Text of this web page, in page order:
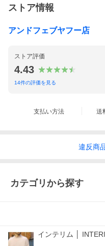
インテリムから、片ポケビ
だきました。
ストア情報
アンドフェブヤフー店
ストア評価
4.43
14件の評価を見る
支払い方法 送
違反商
カテゴリから探す
インテリム │